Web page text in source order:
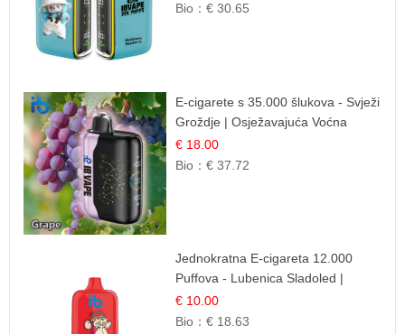
Bio：€ 30.65
E-cigarete s 35.000 šlukova - Svježi
Groždje | Osježavajuća Voćna
Aroma
€ 18.00
Bio：€ 37.72
Jednokratna E-cigareta 12.000
Puffova - Lubenica Sladoled |
Ljetna Desertna Aroma
€ 10.00
Bio：€ 18.63